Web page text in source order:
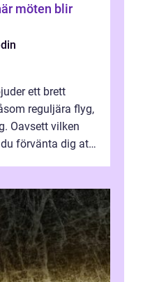
möten blir
ett brett
reguljära flyg,
Oavsett vilken
förvänta dig att